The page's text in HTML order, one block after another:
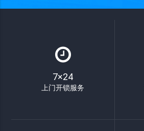
7×24
上门开锁服务